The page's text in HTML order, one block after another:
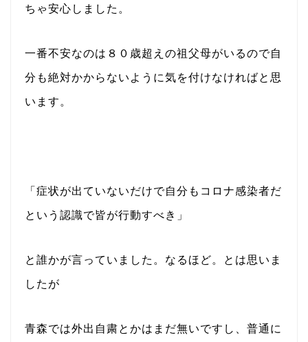
ちゃ安心しました。
一番不安なのは８０歳超えの祖父母がいるので自
分も絶対かからないように気を付けなければと思
います。
「症状が出ていないだけで自分もコロナ感染者だ
という認識で皆が行動すべき」
と誰かが言っていました。なるほど。とは思いま
したが
青森では外出自粛とかはまだ無いですし、普通に